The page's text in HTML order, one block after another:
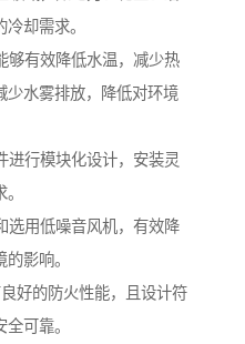
却需求。
够有效降低水温，减少热
少水雾排放，降低对环境
进行模块化设计，安装灵
选用低噪音风机，有效降
影响。
好的防火性能，且设计符
可靠。